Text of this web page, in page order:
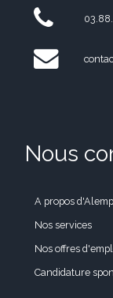
Nous
A propos
Nos services
Nos offres
Candidature